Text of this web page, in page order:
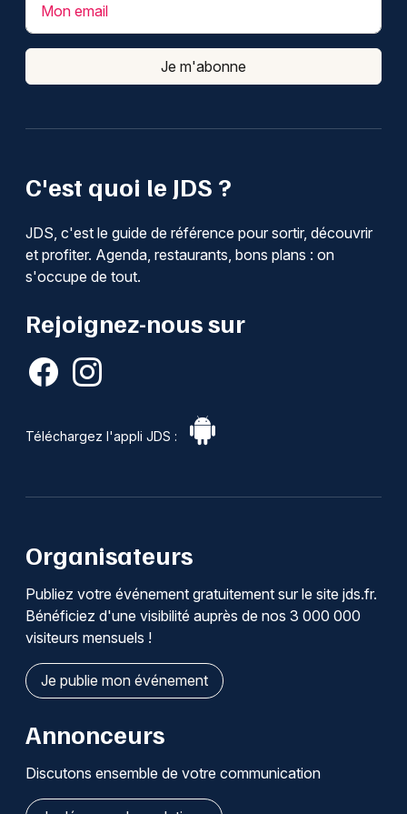
C'est quoi le JDS ?
JDS, c'est le guide de référence pour sortir, découvrir
et profiter. Agenda, restaurants, bons plans : on
s'occupe de tout.
Rejoignez-nous sur
Téléchargez l'appli JDS :
Mon email
Je m'abonne
Organisateurs
Publiez votre événement gratuitement sur le site jds.fr.
Bénéficiez d'une visibilité auprès de nos 3 000 000
visiteurs mensuels !
Je publie mon événement
Annonceurs
Discutons ensemble de votre communication